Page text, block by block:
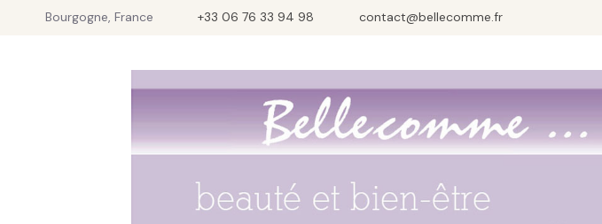
Bourgogne, France +33 06 76 33 94 98 contact@bellecomme.fr